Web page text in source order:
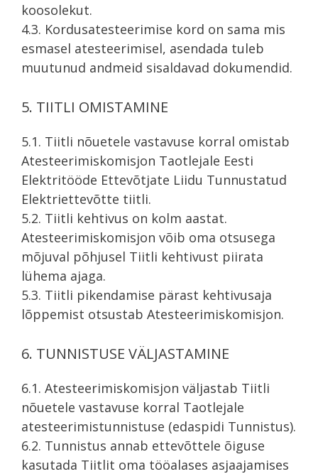
koosolekut.
4.3. Kordusatesteerimise kord on sama mis
esmasel atesteerimisel, asendada tuleb
muutunud andmeid sisaldavad dokumendid.
5. TIITLI OMISTAMINE
5.1. Tiitli nõuetele vastavuse korral omistab
Atesteerimiskomisjon Taotlejale Eesti
Elektritööde Ettevõtjate Liidu Tunnustatud
Elektriettevõtte tiitli.
5.2. Tiitli kehtivus on kolm aastat.
Atesteerimiskomisjon võib oma otsusega
mõjuval põhjusel Tiitli kehtivust piirata
lühema ajaga.
5.3. Tiitli pikendamise pärast kehtivusaja
lõppemist otsustab Atesteerimiskomisjon.
6. TUNNISTUSE VÄLJASTAMINE
6.1. Atesteerimiskomisjon väljastab Tiitli
nõuetele vastavuse korral Taotlejale
atesteerimistunnistuse (edaspidi Tunnistus).
6.2. Tunnistus annab ettevõttele õiguse
kasutada Tiitlit oma tööalases asjaajamises